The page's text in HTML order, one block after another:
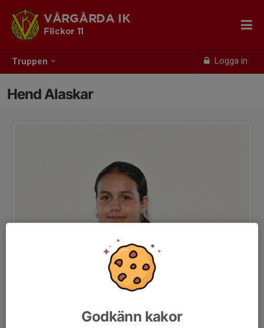
Truppen Logga in
VÅRGÅRDA IK
Flickor 11
Hend Alaskar
Godkänn kakor